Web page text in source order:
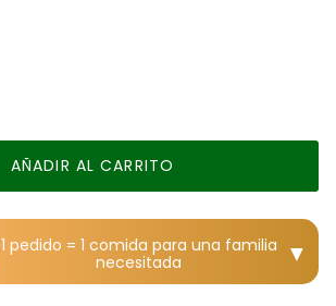
AÑADIR AL CARRITO
1 pedido = 1 comida para una familia
necesitada
▼